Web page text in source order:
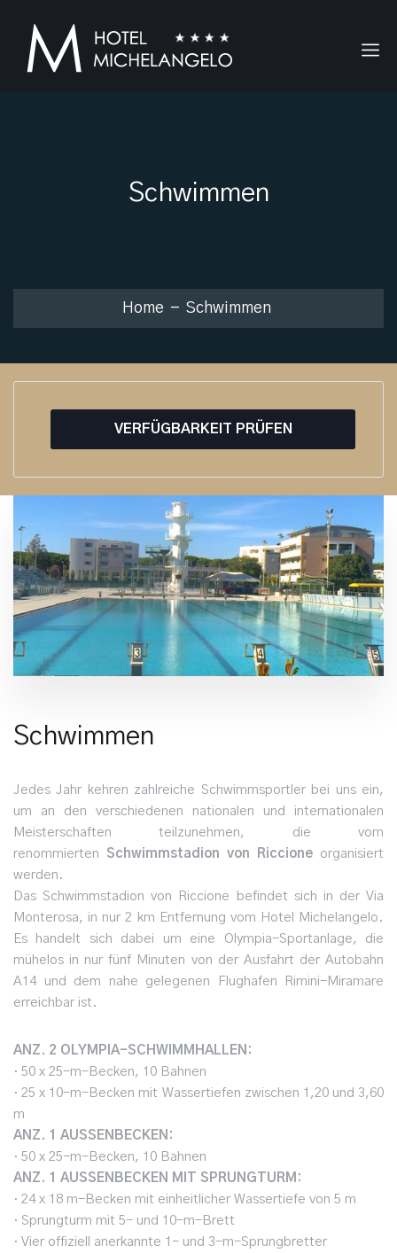
Schwimmen
Home Schwimmen
VERFÜGBARKEIT PRÜFEN
Schwimmen
Jedes Jahr kehren zahlreiche Schwimmsportler bei uns ein,
um an den verschiedenen nationalen und internationalen
Meisterschaften teilzunehmen, die vom
renommierten Schwimmstadion von Riccione organisiert
werden.
Das Schwimmstadion von Riccione befindet sich in der Via
Monterosa, in nur 2 km Entfernung vom Hotel Michelangelo.
Es handelt sich dabei um eine Olympia-Sportanlage, die
mühelos in nur fünf Minuten von der Ausfahrt der Autobahn
A14 und dem nahe gelegenen Flughafen Rimini-Miramare
erreichbar ist.
ANZ. 2 OLYMPIA-SCHWIMMHALLEN:
· 50 x 25-m-Becken, 10 Bahnen
· 25 x 10-m-Becken mit Wassertiefen zwischen 1,20 und 3,60
m
ANZ. 1 AUSSENBECKEN:
· 50 x 25-m-Becken, 10 Bahnen
ANZ. 1 AUSSENBECKEN MIT SPRUNGTURM:
· 24 x 18 m-Becken mit einheitlicher Wassertiefe von 5 m
· Sprungturm mit 5- und 10-m-Brett
· Vier offiziell anerkannte 1- und 3-m-Sprungbretter